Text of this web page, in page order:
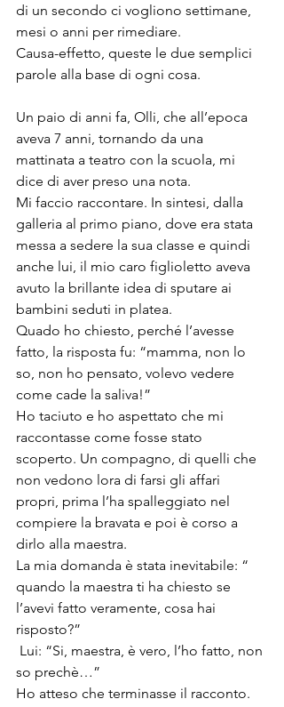
di un secondo ci vogliono settimane,
mesi o anni per rimediare.
Causa-effetto, queste le due semplici
parole alla base di ogni cosa.
Un paio di anni fa, Olli, che all’epoca
aveva 7 anni, tornando da una
mattinata a teatro con la scuola, mi
dice di aver preso una nota.
Mi faccio raccontare. In sintesi, dalla
galleria al primo piano, dove era stata
messa a sedere la sua classe e quindi
anche lui, il mio caro figlioletto aveva
avuto la brillante idea di sputare ai
bambini seduti in platea.
Quado ho chiesto, perché l’avesse
fatto, la risposta fu: “mamma, non lo
so, non ho pensato, volevo vedere
come cade la saliva!”
Ho taciuto e ho aspettato che mi
raccontasse come fosse stato
scoperto. Un compagno, di quelli che
non vedono lora di farsi gli affari
propri, prima l’ha spalleggiato nel
compiere la bravata e poi è corso a
dirlo alla maestra.
La mia domanda è stata inevitabile: “
quando la maestra ti ha chiesto se
l’avevi fatto veramente, cosa hai
risposto?”
so prechè…”
Ho atteso che terminasse il racconto.